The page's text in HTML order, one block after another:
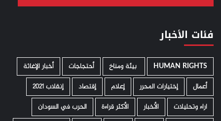
فئات الأخبار
HUMAN RIGHTS ­ بيئة ومناخ أحتجاجات
أخبار الإغاثة
أعمال
إختيارات المحرر إعلام إقتصاد
إنقلاب 2021
اراء وتحليلات
الأخبار الأكثر قراءة
الحرب في السودان